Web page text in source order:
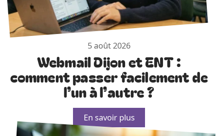
5 août 2026
Webmail Dijon et ENT :
comment passer facilement de
l’un à l’autre ?
En savoir plus